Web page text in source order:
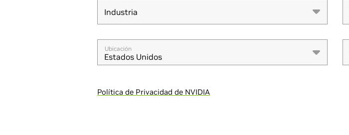
Industria
Industria
Ubicación
Estados Unidos
Política de Privacidad de NVIDIA